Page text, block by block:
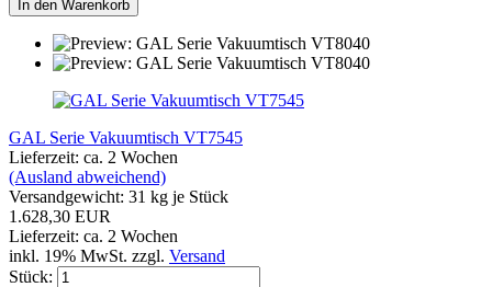
In den Warenkorb
GAL Serie Vakuumtisch VT7545
Lieferzeit: ca. 2 Wochen
(Ausland abweichend)
Versandgewicht: 31 kg je Stück
1.628,30 EUR
Lieferzeit: ca. 2 Wochen
inkl. 19% MwSt. zzgl. Versand
Stück: